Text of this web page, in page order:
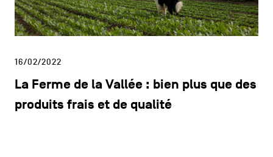
16/02/2022
La Ferme de la Vallée : bien plus que des
produits frais et de qualité